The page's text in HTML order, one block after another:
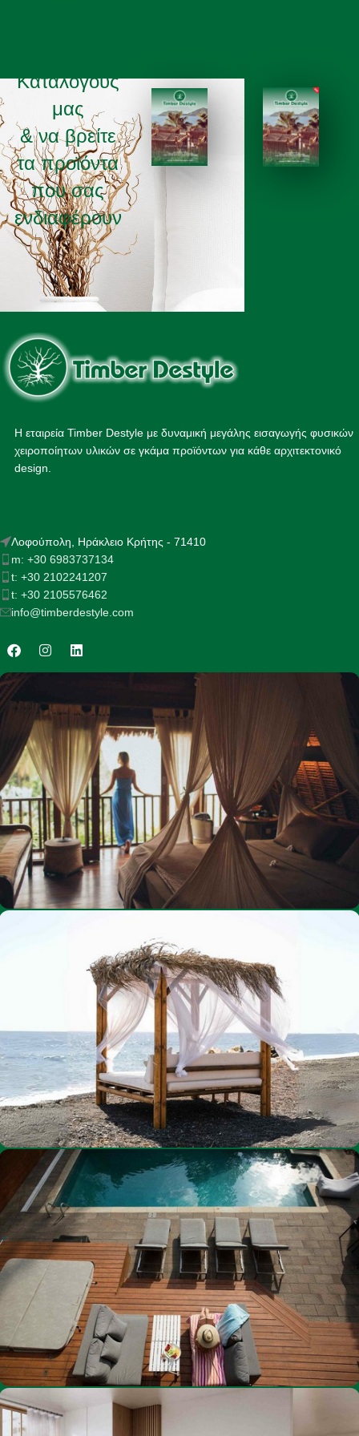
Καταλόγους
μας
& να βρείτε
τα προϊόντα
που σας
ενδιαφέρουν
ΚΑΤΑΛΟΓΟΣ 2025
Η εταιρεία Timber Destyle με δυναμική μεγάλης εισαγωγής φυσικών
χειροποίητων υλικών σε γκάμα προϊόντων για κάθε αρχιτεκτονικό
design.
Λοφούπολη, Ηράκλειο Κρήτης - 71410
m: +30 6983737134
t: +30 2102241207
t: +30 2105576462
info@timberdestyle.com